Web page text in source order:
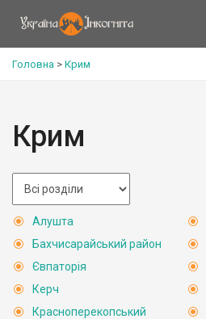
Головна > Крим
Крим
Алушта
Бахчисарайський район
Євпаторія
Керч
Красноперекопський